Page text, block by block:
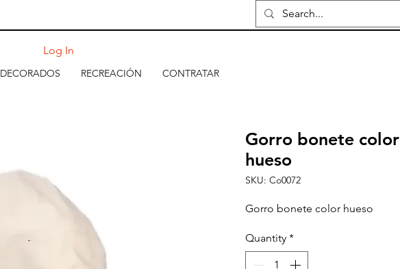
DECORADOS RECREACIÓN CONTRATAR
Log In
Gorro bonete color
hueso
SKU: Co0072
Gorro bonete color hueso
Quantity *